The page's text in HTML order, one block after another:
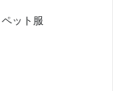
ット服